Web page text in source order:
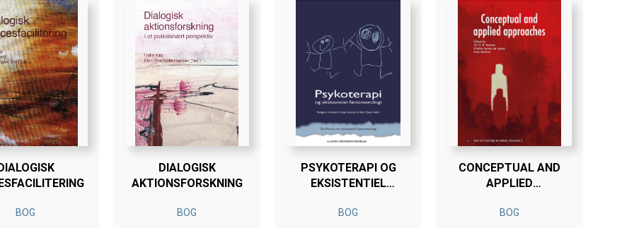
BOG
DIALOGISK
AKTIONSFORSKNING
BOG
PSYKOTERAPI OG
EKSISTENTIEL
BOG
CONCEPTUAL AND
APPLIED
BOG